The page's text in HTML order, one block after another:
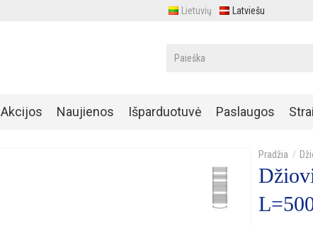
Lietuvių Latviešu
Akcijos Naujienos Išparduotuvė Paslaugos